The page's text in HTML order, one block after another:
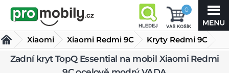
0
Xiaomi Xiaomi Redmi 9C Kryty Redmi 9C
Zadní kryt TopQ Essential na mobil Xiaomi Redmi 9C
Zadní kryt TopQ Essential na mobil Xiaomi Redmi